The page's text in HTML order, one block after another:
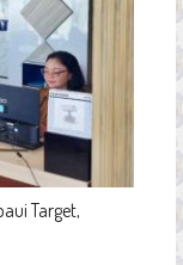
Target,